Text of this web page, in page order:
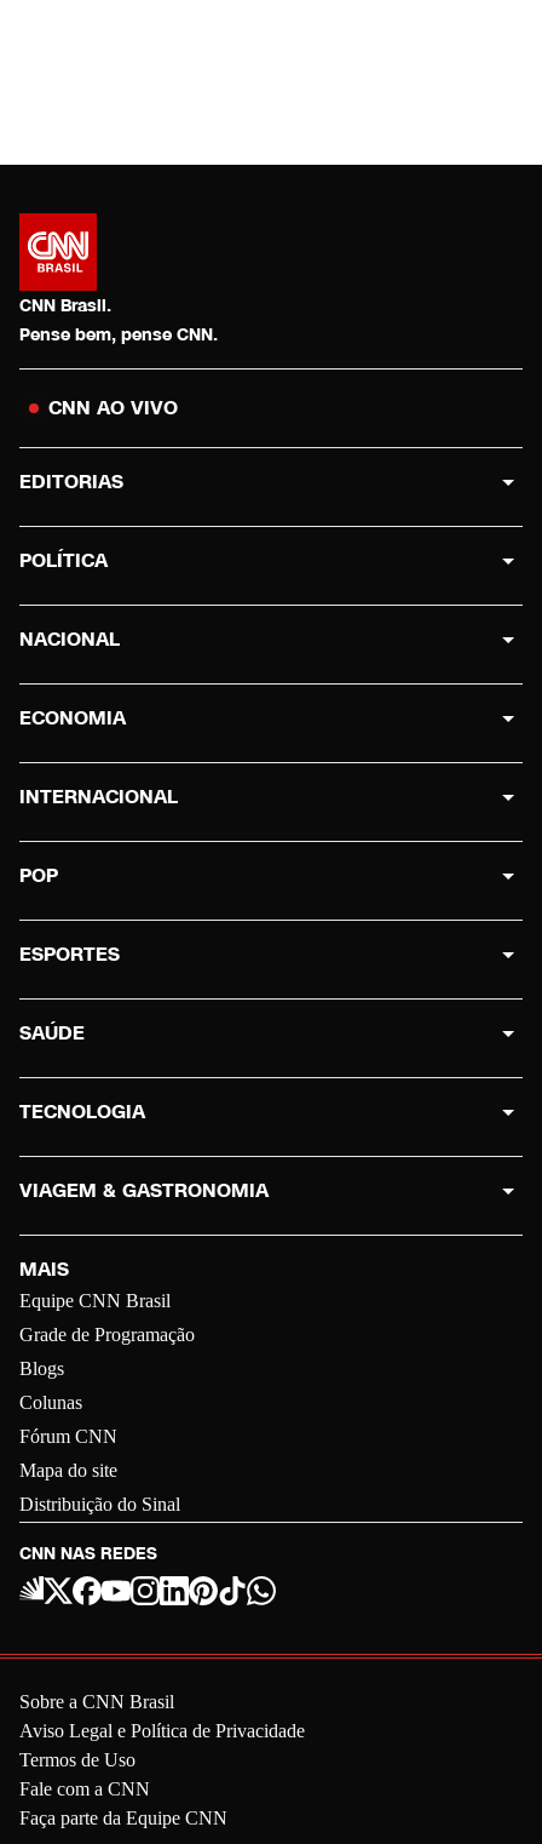
CNN Brasil.
Pense bem, pense CNN.
CNN AO VIVO
CNN NAS REDES
MAIS
Equipe CNN Brasil
Grade de Programação
Blogs
Colunas
Fórum CNN
Mapa do site
Distribuição do Sinal
EDITORIAS
POLÍTICA
NACIONAL
ECONOMIA
INTERNACIONAL
POP
ESPORTES
SAÚDE
TECNOLOGIA
VIAGEM & GASTRONOMIA
Sobre a CNN Brasil
Aviso Legal e Política de Privacidade
Termos de Uso
Fale com a CNN
Faça parte da Equipe CNN